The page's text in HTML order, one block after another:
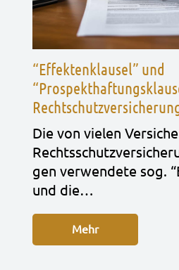
“Effektenklausel” und
Die von vie­len
gen ver­wen­de­te sog.
und die…
Mehr